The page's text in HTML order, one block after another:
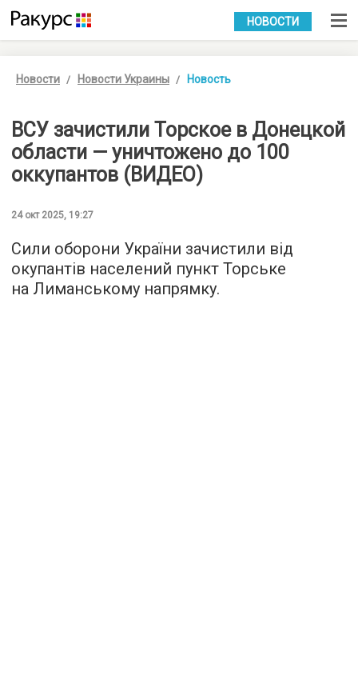
УКР РУС
НОВОСТИ
Новости Новости Украины Новость
ВСУ зачистили Торское в Донецкой
области — уничтожено до 100
оккупантов (ВИДЕО)
24 окт 2025, 19:27
Сили оборони України зачистили від
окупантів населений пункт Торське
на Лиманському напрямку.